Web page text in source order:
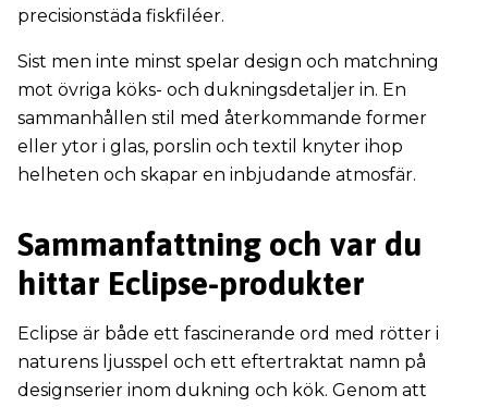
precisionstäda fiskfiléer.
Sist men inte minst spelar design och matchning
mot övriga köks- och dukningsdetaljer in. En
sammanhållen stil med återkommande former
eller ytor i glas, porslin och textil knyter ihop
helheten och skapar en inbjudande atmosfär.
Sammanfattning och var du
hittar Eclipse-produkter
Eclipse är både ett fascinerande ord med rötter i
naturens ljusspel och ett eftertraktat namn på
designserier inom dukning och kök. Genom att